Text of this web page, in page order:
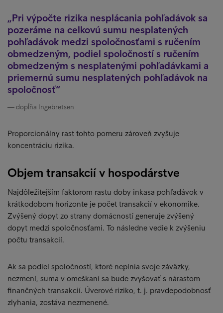
Pri výpočte rizika nesplácania pohľadávok sa
pozeráme na celkovú sumu nesplatených
pohľadávok medzi spoločnosťami s ručením
obmedzeným, podiel spoločností s ručením
obmedzeným s nesplatenými pohľadávkami a
priemernú sumu nesplatených pohľadávok na
spoločnosť
dopĺňa Ingebretsen
Proporcionálny rast tohto pomeru zároveň zvyšuje
koncentráciu rizika.
Objem transakcií v hospodárstve
Najdôležitejším faktorom rastu doby inkasa pohľadávok v
krátkodobom horizonte je počet transakcií v ekonomike.
Zvýšený dopyt zo strany domácností generuje zvýšený
dopyt medzi spoločnosťami. To následne vedie k zvýšeniu
počtu transakcií.
Ak sa podiel spoločností, ktoré neplnia svoje záväzky,
nezmení, suma v omeškaní sa bude zvyšovať s nárastom
finančných transakcií. Úverové riziko, t. j. pravdepodobnosť
zlyhania, zostáva nezmenené.